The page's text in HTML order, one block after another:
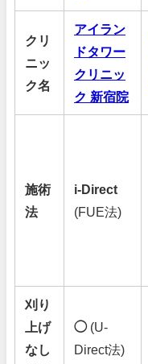
クリ
ニッ
ク名
アイラン
ドタワー
クリニッ
ク 新宿院
施術
法
i-Direct
(FUE法)
刈り
上げ
なし
◯(U-
Direct法)